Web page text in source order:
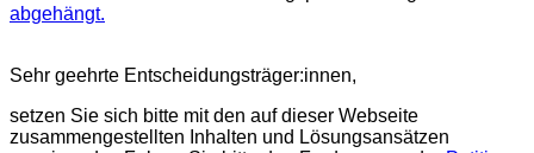
abgehängt.
Sehr geehrte Entscheidungsträger:innen,
setzen Sie sich bitte mit den auf dieser Webseite
zusammengestellten Inhalten und Lösungsansätzen